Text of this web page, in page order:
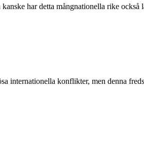
har detta mångnationella rike också
internationella konflikter, men denna